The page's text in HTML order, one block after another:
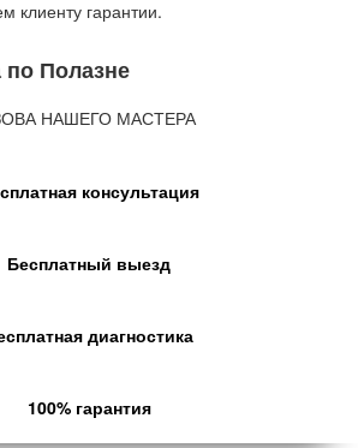
клиенту гарантии.
Полазне
НАШЕГО МАСТЕРА
консультация
Бесплатный выезд
диагностика
100% гарантия